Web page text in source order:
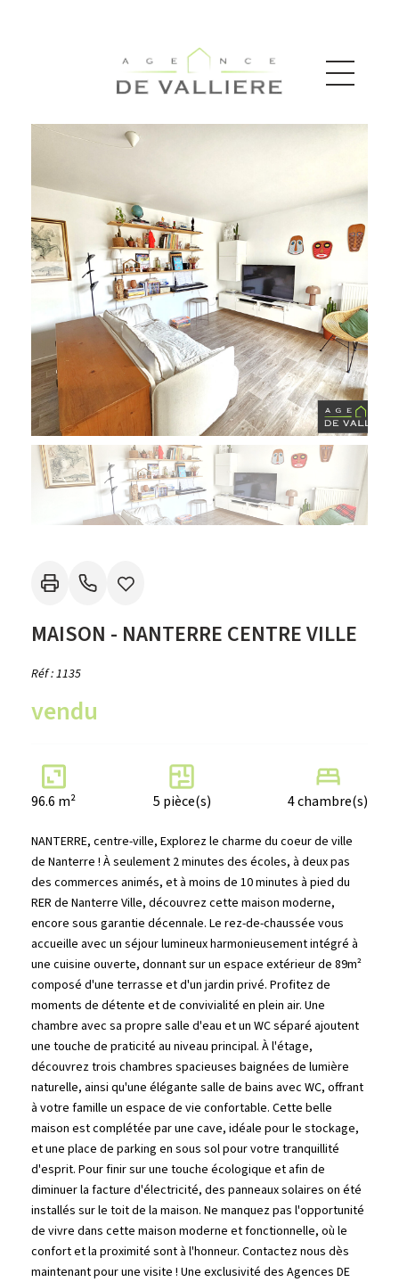
MAISON - NANTERRE CENTRE VILLE
Réf : 1135
vendu
96.6 m² 5 pièce(s) 4 chambre(s)
NANTERRE, centre-ville, Explorez le charme du coeur de ville
de Nanterre ! À seulement 2 minutes des écoles, à deux pas
des commerces animés, et à moins de 10 minutes à pied du
RER de Nanterre Ville, découvrez cette maison moderne,
encore sous garantie décennale. Le rez-de-chaussée vous
accueille avec un séjour lumineux harmonieusement intégré à
une cuisine ouverte, donnant sur un espace extérieur de 89m²
composé d'une terrasse et d'un jardin privé. Profitez de
moments de détente et de convivialité en plein air. Une
chambre avec sa propre salle d'eau et un WC séparé ajoutent
une touche de praticité au niveau principal. À l'étage,
découvrez trois chambres spacieuses baignées de lumière
naturelle, ainsi qu'une élégante salle de bains avec WC, offrant
à votre famille un espace de vie confortable. Cette belle
maison est complétée par une cave, idéale pour le stockage,
et une place de parking en sous sol pour votre tranquillité
d'esprit. Pour finir sur une touche écologique et afin de
diminuer la facture d'électricité, des panneaux solaires on été
installés sur le toit de la maison. Ne manquez pas l'opportunité
de vivre dans cette maison moderne et fonctionnelle, où le
confort et la proximité sont à l'honneur. Contactez nous dès
maintenant pour une visite ! Une exclusivité des Agences DE